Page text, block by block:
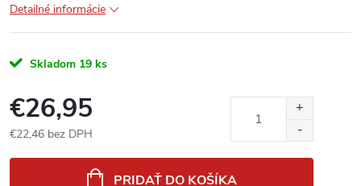
Detailné informácie
Skladom 19 ks
€26,95
€22,46 bez DPH
PRIDAŤ DO KOŠÍKA